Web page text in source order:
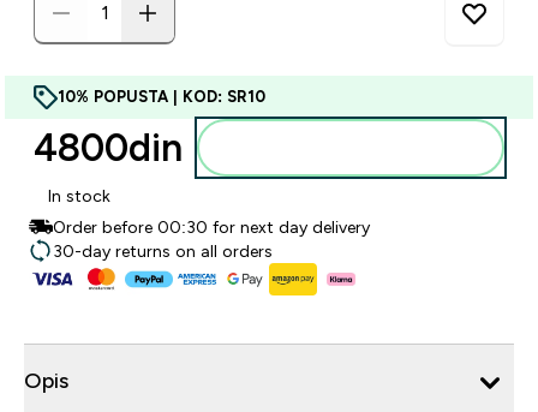
10% POPUSTA | KOD: SR10
4800din‎
In stock
Order before 00:30 for next day delivery
30-day returns on all orders
Opis